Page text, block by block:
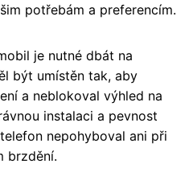
potřebám a preferencím.
je nutné dbát na
být umístěn tak, aby
a neblokoval výhled na
instalaci a pevnost
nepohyboval ani při
brzdění.